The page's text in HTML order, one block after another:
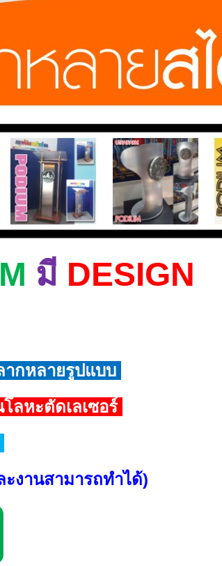
มี DESIGN
ากหลายรูปแบบ
โลหะตัดเลเซอร์
งานสามารถทำได้)